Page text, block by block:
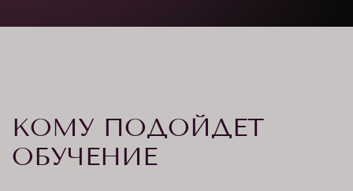
КОМУ ПОДОЙДЕТ
ОБУЧЕНИЕ